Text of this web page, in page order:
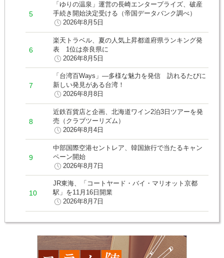
「ゆりの温泉」運営の長崎エンタープライズ、破産
手続き開始決定受ける（帝国データバンク調べ）
2026年8月5日
楽天トラベル、夏の人気上昇都道府県ランキング発
表 1位は奈良県に
2026年8月5日
「台湾百Ways」―多様な魅力を発信 訪れるたびに
新しい発見がある台湾！
2026年8月8日
近鉄百貨店と企画、北海道ワイン2泊3日ツアーを発
売（クラブツーリズム）
2026年8月4日
中部国際空港セントレア、韓国旅行で当たるキャン
ペーン開始
2026年8月7日
JR東海、「コートヤード・バイ・マリオット京都
駅」を11月16日開業
2026年8月7日